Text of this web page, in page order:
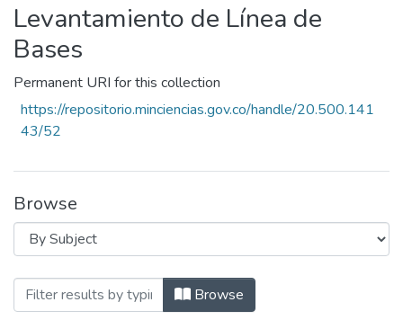
Levantamiento de Línea de
Bases
Permanent URI for this collection
https://repositorio.minciencias.gov.co/handle/20.500.141
43/52
Browse
Browsing Levantamiento de Línea de
Browse